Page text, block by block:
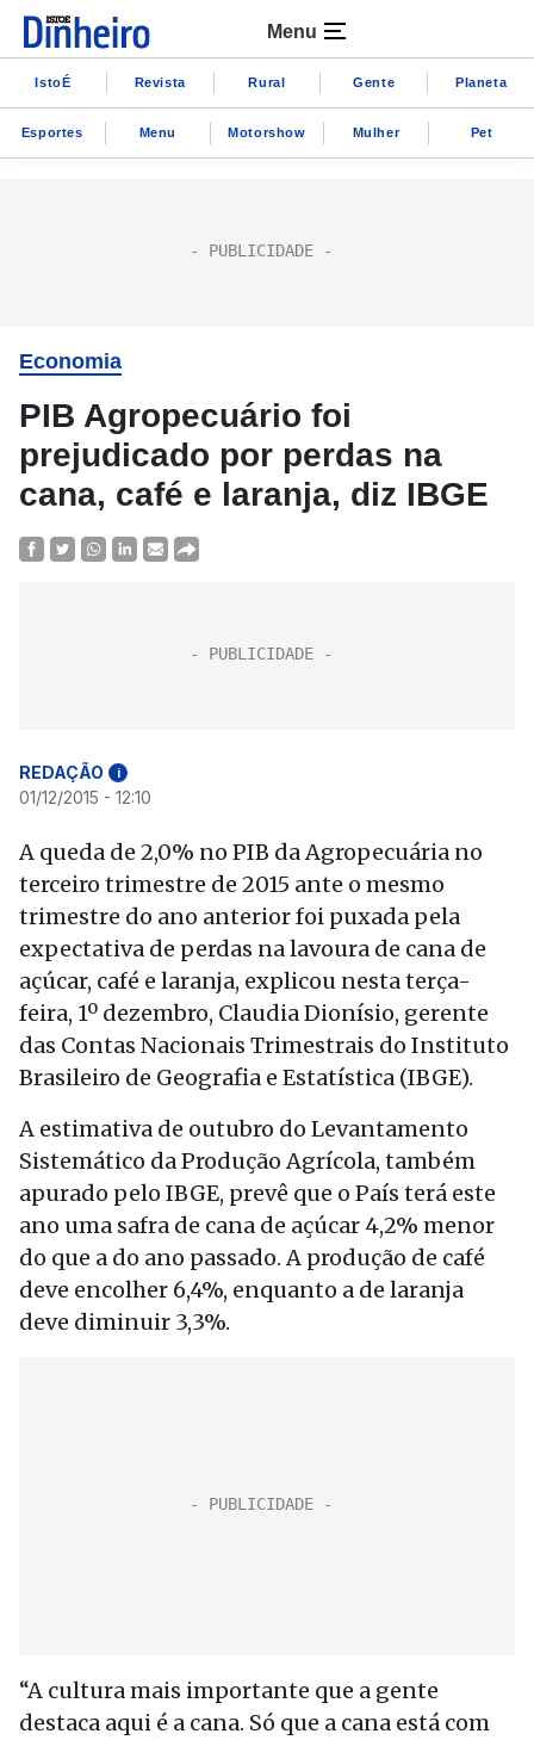
Menu
IstoÉ Revista Rural Gente Planeta
Esportes Menu Motorshow Mulher Pet
Economia
PIB Agropecuário foi
prejudicado por perdas na
cana, café e laranja, diz IBGE
REDAÇÃO i
01/12/2015 - 12:10
A queda de 2,0% no PIB da Agropecuária no
terceiro trimestre de 2015 ante o mesmo
trimestre do ano anterior foi puxada pela
expectativa de perdas na lavoura de cana de
açúcar, café e laranja, explicou nesta terça-
feira, 1º dezembro, Claudia Dionísio, gerente
das Contas Nacionais Trimestrais do Instituto
Brasileiro de Geografia e Estatística (IBGE).
A estimativa de outubro do Levantamento
Sistemático da Produção Agrícola, também
apurado pelo IBGE, prevê que o País terá este
ano uma safra de cana de açúcar 4,2% menor
do que a do ano passado. A produção de café
deve encolher 6,4%, enquanto a de laranja
deve diminuir 3,3%.
“A cultura mais importante que a gente
destaca aqui é a cana. Só que a cana está com